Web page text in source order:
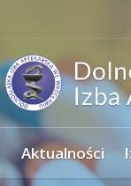
Strona
główna
Aktualności